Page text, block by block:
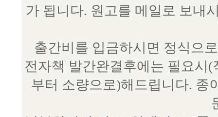
가 됩니다. 원고를 메일로 보내
출간비를 입금하시면 정식으
전자책 발간완결후에는 필요시
부터 소량으로)해드립니다. 종